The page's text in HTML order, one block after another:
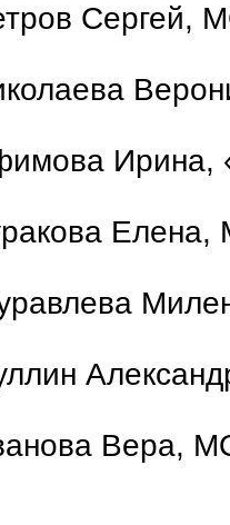
Сергей,
Ирина,
Вера,